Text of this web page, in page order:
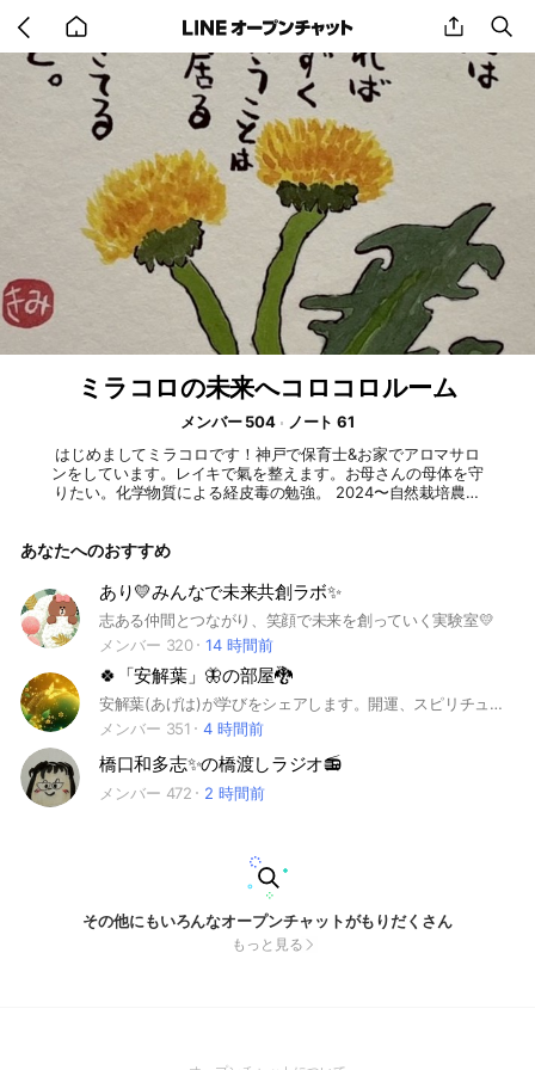
back
to
home
share
ミラコロの未来へコロコロルーム
メンバー 504
ノート 61
はじめましてミラコロです！神戸で保育士&お家でアロマサロ
ンをしています。レイキで氣を整えます。お母さんの母体を守
りたい。化学物質による経皮毒の勉強。 2024〜自然栽培農家
あなたへのおすすめ
あり💛みんなで未来共創ラボ✨
志ある仲間とつながり、笑顔で未来を創っていく実験室💛
メンバー 320
14 時間前
🍀「安解葉」🦋の部屋🐉
安解葉(あげは)が学びをシェアします。開運、スピリチュアル、金斗運
メンバー 351
4 時間前
橋口和多志✨の橋渡しラジオ📻
メンバー 472 2 時間前
その他にもいろんなオープンチャットがもりだくさん
もっと見る